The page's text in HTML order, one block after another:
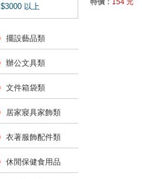
$3000 以上
擺設藝品類
辦公文具類
文件箱袋類
居家寢具家飾類
衣著服飾配件類
休閒保健食用品
特價： 154 元